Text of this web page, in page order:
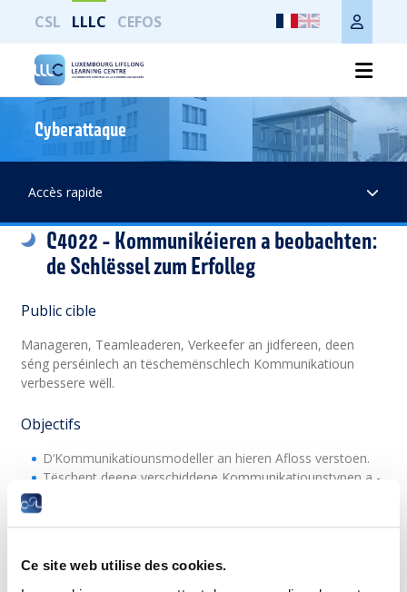
Ce site web utilise des cookies.
CSL LLLC CEFOS
Cyberattaque
Accès rapide
C4022 - Kommunikéieren a beobachten:
de Schlëssel zum Erfolleg
Public cible
Manageren, Teamleaderen, Verkeefer an jidfereen, deen
séng perséinlech an tëschemënschlech Kommunikatioun
verbessere wëll.
Objectifs
D‘Kommunikatiounsmodeller an hieren Afloss verstoen.
Tëschent deene verschiddene Kommunikatiounstypen a -
Dank verschiddener Kommunikatiounstechniken eng